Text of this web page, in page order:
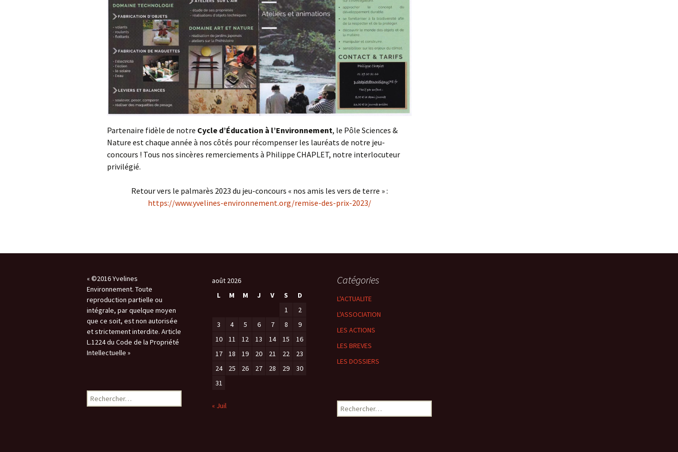
Les méfaits des
téléphones portables « La transition
énergétique : pourquoi,
comment ? »
GIEC, bientôt le fin de
l’hystérie ? par Claude
BRASSEUR
Partenaire fidèle de notre Cycle d’Éducation à l’Environnement, le Pôle Sciences &
Nature est chaque année à nos côtés pour récompenser les lauréats de notre jeu-
concours ! Tous nos sincères remerciements à Philippe CHAPLET, notre interlocuteur
privilégié.
Retour vers le palmarès 2023 du jeu-concours « nos amis les vers de terre » :
https://www.yvelines-environnement.org/remise-des-prix-2023/
« ©2016 Yvelines
Environnement. Toute
reproduction partielle ou
intégrale, par quelque moyen
que ce soit, est non autorisée
et strictement interdite. Article
L.1224 du Code de la Propriété
Intellectuelle »
août 2026
L
M M J V S
D
1
2
3
4 5 6 7 8
9
10
11 12 13 14 15
16
17
18 19 20 21 22
23
24
25 26 27 28 29
30
31
« Juil
Catégories
L'ACTUALITE
L'ASSOCIATION
LES ACTIONS
LES BREVES
LES DOSSIERS
Rechercher :
Rechercher :